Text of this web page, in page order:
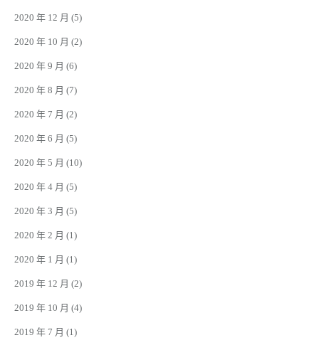
2020 年 12 月 (5)
2020 年 10 月 (2)
2020 年 9 月 (6)
2020 年 8 月 (7)
2020 年 7 月 (2)
2020 年 6 月 (5)
2020 年 5 月 (10)
2020 年 4 月 (5)
2020 年 3 月 (5)
2020 年 2 月 (1)
2020 年 1 月 (1)
2019 年 12 月 (2)
2019 年 10 月 (4)
2019 年 7 月 (1)